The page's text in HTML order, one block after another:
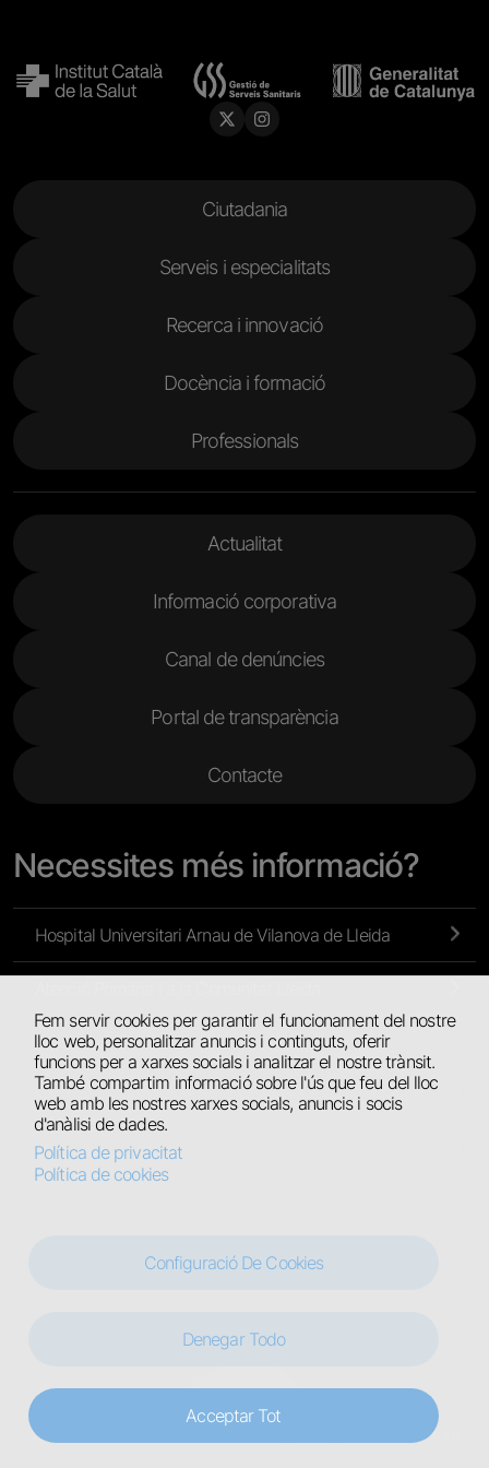
Fem servir cookies per garantir el funcionament del nostre
lloc web, personalitzar anuncis i continguts, oferir
funcions per a xarxes socials i analitzar el nostre trànsit.
També compartim informació sobre l'ús que feu del lloc
web amb les nostres xarxes socials, anuncis i socis
d'anàlisi de dades.
Política de privacitat
Política de cookies
Configuració De Cookies
Denegar Todo
Acceptar Tot
Ciutadania
Serveis i especialitats
Recerca i innovació
Docència i formació
Professionals
Actualitat
Informació corporativa
Canal de denúncies
Portal de transparència
Contacte
Necessites més informació?
Hospital Universitari Arnau de Vilanova de Lleida
Atenció Primària de l’Alt Pirineu i Aran
Hospital Universitari de Santa Maria
Hospital Comarcal del Pallars
Hospital Jaume Nadal Meroles
© ICSGSSLleidaPirineu 2025. Designed by Use It Software
LegalAvís legal
Política de cookies